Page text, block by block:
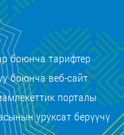
боюнча тарифтер
боюнча веб-сайт
порталы
уруксат берүүчү